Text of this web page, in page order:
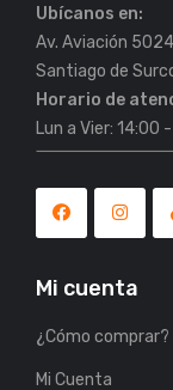
Ubícanos en:
Av. Aviación
Horario de
Lun a Vier: 14:00
Mi cuenta
¿Cómo comprar?
Mi Cuenta